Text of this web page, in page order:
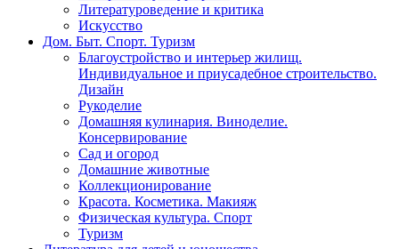
Литературоведение и критика
Искусство
Дом. Быт. Спорт. Туризм
Благоустройство и интерьер жилищ.
Индивидуальное и приусадебное строительство.
Дизайн
Рукоделие
Домашняя кулинария. Виноделие.
Консервирование
Сад и огород
Домашние животные
Коллекционирование
Красота. Косметика. Макияж
Физическая культура. Спорт
Туризм